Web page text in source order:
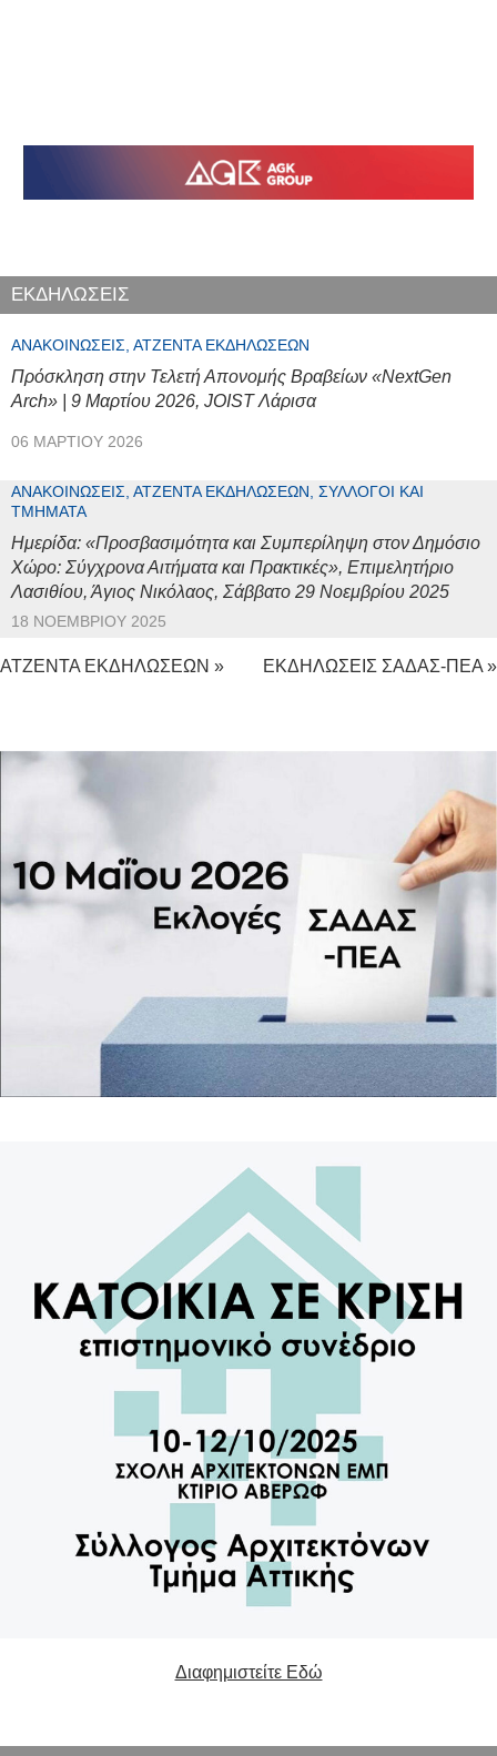
ΕΚΔΗΛΩΣΕΙΣ
ΑΝΑΚΟΙΝΏΣΕΙΣ, ΑΤΖΈΝΤΑ ΕΚΔΗΛΏΣΕΩΝ
Πρόσκληση στην Τελετή Απονομής Βραβείων «NextGen
Arch» | 9 Μαρτίου 2026, JOIST Λάρισα
06 ΜΑΡΤΊΟΥ 2026
ΑΝΑΚΟΙΝΏΣΕΙΣ, ΑΤΖΈΝΤΑ ΕΚΔΗΛΏΣΕΩΝ, ΣΎΛΛΟΓΟΙ ΚΑΙ
ΤΜΉΜΑΤΑ
Ημερίδα: «Προσβασιμότητα και Συμπερίληψη στον Δημόσιο
Χώρο: Σύγχρονα Αιτήματα και Πρακτικές», Επιμελητήριο
Λασιθίου, Άγιος Νικόλαος, Σάββατο 29 Νοεμβρίου 2025
18 ΝΟΕΜΒΡΊΟΥ 2025
ΑΤΖΕΝΤΑ ΕΚΔΗΛΩΣΕΩΝ » ΕΚΔΗΛΩΣΕΙΣ ΣΑΔΑΣ-ΠΕΑ »
Διαφημιστείτε Εδώ